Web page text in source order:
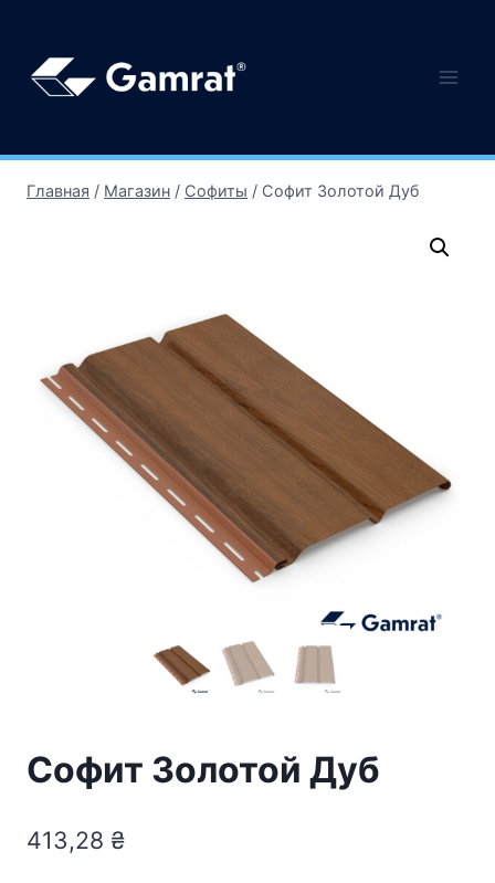
Главная / Магазин / Софиты / Софит Золотой Дуб
Софит Золотой Дуб
413,28 ₴